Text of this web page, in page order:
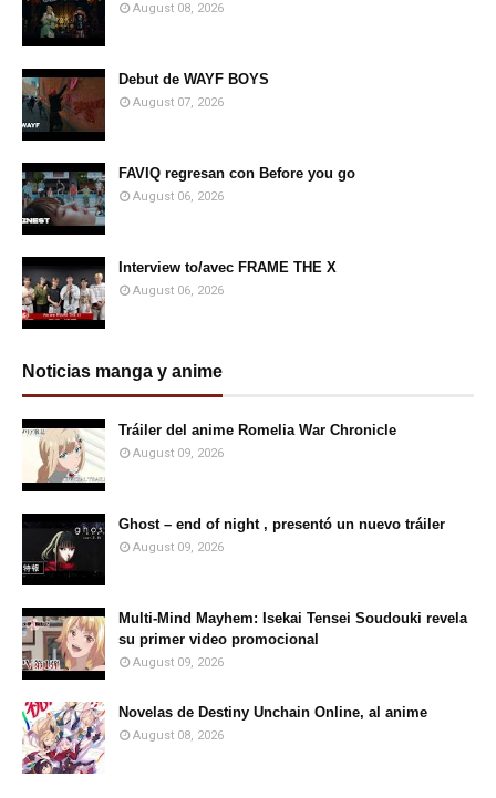
August 08, 2026
Debut de WAYF BOYS
August 07, 2026
FAVIQ regresan con Before you go
August 06, 2026
Interview to/avec FRAME THE X
August 06, 2026
Noticias manga y anime
Tráiler del anime Romelia War Chronicle
August 09, 2026
Ghost – end of night , presentó un nuevo tráiler
August 09, 2026
Multi-Mind Mayhem: Isekai Tensei Soudouki revela
su primer video promocional
August 09, 2026
Novelas de Destiny Unchain Online, al anime
August 08, 2026